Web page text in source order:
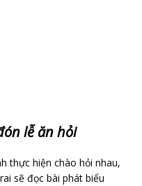
lễ ăn hỏi
thực hiện chào hỏi nhau,
sẽ đọc bài phát biểu